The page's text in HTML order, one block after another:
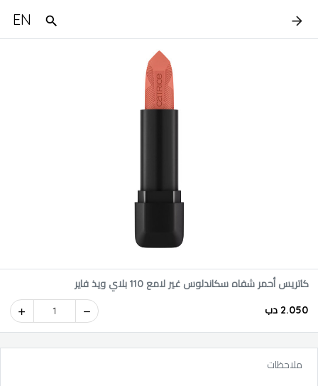
EN
كاتريس أحمر شفاه سكاندلوس غير لامع 110 بلاي ويذ فاير
2.050 دب 1
ملاحظات